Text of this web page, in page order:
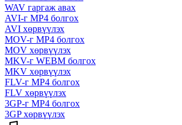
WAV гаргаж авах
AVI-г MP4 болгох
AVI хөрвүүлэх
MOV-г MP4 болгох
MOV хөрвүүлэх
MKV-г WEBM болгох
MKV хөрвүүлэх
FLV-г MP4 болгох
FLV хөрвүүлэх
3GP-г MP4 болгох
3GP хөрвүүлэх